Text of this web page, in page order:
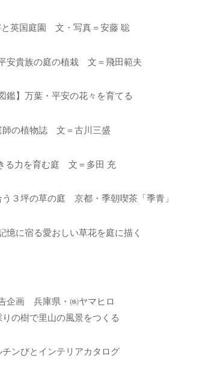
英国庭園 文・写真＝安藤 聡
安貴族の庭の植栽 文＝飛田範夫
鑑】万葉・平安の花々を育てる
師の植物誌 文＝古川三盛
る力を育む庭 文＝多田 充
３坪の草の庭 京都・季朝喫茶「季青」
憶に宿る愛おしい草花を庭に描く
企画 兵庫県・㈱ヤマヒロ
りの樹で里山の風景をつくる
チンびとインテリアカタログ